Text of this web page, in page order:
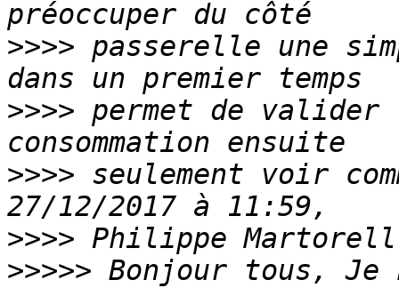
>>>> passerelle une
>>>> permet de
>>>> seulement voir
>>>>
>>>>> Bonjour tous, Je